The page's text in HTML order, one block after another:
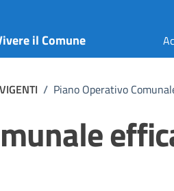
il Comune
/ Piano Operativo